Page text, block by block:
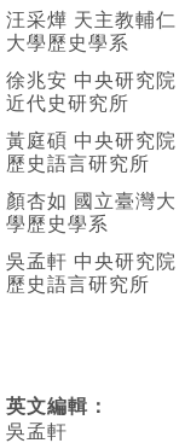
汪采燁 天主教輔仁
大學歷史學系
徐兆安 中央研究院
近代史研究所
黃庭碩 中央研究院
歷史語言研究所
顏杏如 國立臺灣大
學歷史學系
吳孟軒 中央研究院
歷史語言研究所
英文編輯 ：
吳孟軒